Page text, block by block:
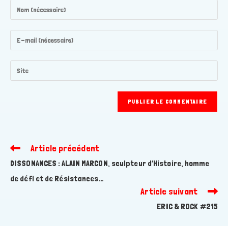
your
name
to
your
email
address
Saisir
l’URL
Read
articles
Article précédent
DISSONANCES : ALAIN MARCON, sculpteur d’Histoire, homme
de défi et de Résistances…
Article suivant
ERIC & ROCK #215